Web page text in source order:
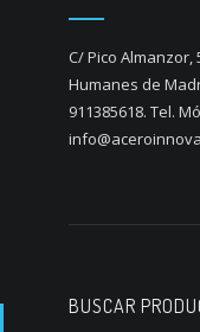
C/ Pico Almanzor,
Humanes de
911385618. Tel.
BUSCAR